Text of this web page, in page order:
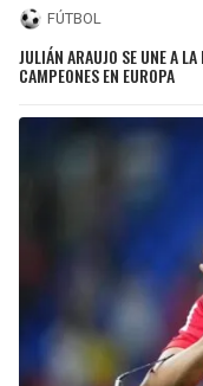
FÚTBOL
JULIÁN ARAUJO SE UNE A
CAMPEONES EN EUROPA